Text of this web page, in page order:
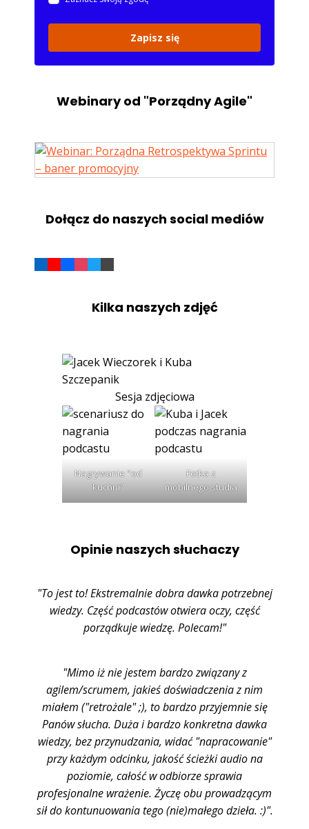
Zapisz się
Webinary od "Porządny Agile"
Dołącz do naszych social mediów
Kilka naszych zdjęć
Sesja zdjęciowa
Nagrywanie "od
kuchni"
Fotka z
mobilnego studia
Opinie naszych słuchaczy
"To jest to! Ekstremalnie dobra dawka potrzebnej
wiedzy. Część podcastów otwiera oczy, część
porządkuje wiedzę. Polecam!"
"Mimo iż nie jestem bardzo związany z
agilem/scrumem, jakieś doświadczenia z nim
miałem ("retrożale" ;), to bardzo przyjemnie się
Panów słucha. Duża i bardzo konkretna dawka
wiedzy, bez przynudzania, widać "napracowanie"
przy każdym odcinku, jakość ścieżki audio na
poziomie, całość w odbiorze sprawia
profesjonalne wrażenie. Życzę obu prowadzącym
sił do kontunuowania tego (nie)małego dzieła. :)".